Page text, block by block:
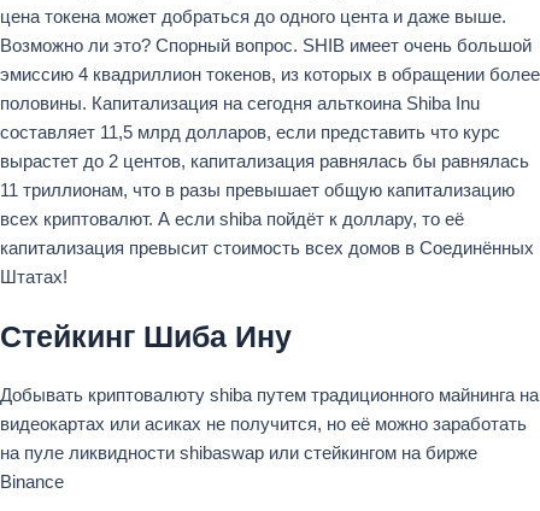
цена токена может добраться до одного цента и даже выше.
Возможно ли это? Спорный вопрос. SHIB имеет очень большой
эмиссию 4 квадриллион токенов, из которых в обращении более
половины. Капитализация на сегодня альткоина Shiba Inu
составляет 11,5 млрд долларов, если представить что курс
вырастет до 2 центов, капитализация равнялась бы равнялась
11 триллионам, что в разы превышает общую капитализацию
всех криптовалют. А если shiba пойдёт к доллару, то её
капитализация превысит стоимость всех домов в Соединённых
Штатах!
Стейкинг Шиба Ину
Добывать криптовалюту shiba путем традиционного майнинга на
видеокартах или асиках не получится, но её можно заработать
на пуле ликвидности shibaswap или стейкингом на бирже
Binance